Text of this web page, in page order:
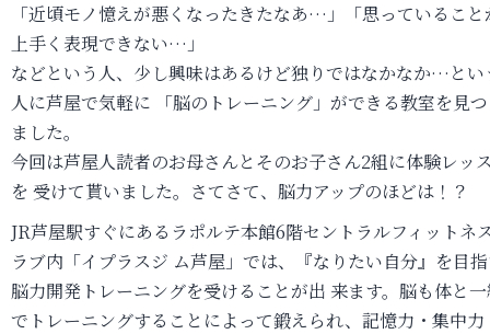
「近頃モノ憶えが悪くなったきたなあ…」「思っていること
上手く表現できない…」
などという人、少し興味はあるけど独りではなかなか…とい
人に芦屋で気軽に 「脳のトレーニング」ができる教室を見
ました。
今回は芦屋人読者のお母さんとそのお子さん2組に体験レッ
を 受けて貰いました。さてさて、脳力アップのほどは！？
JR芦屋駅すぐにあるラポルテ本館6階セントラルフィットネ
ラブ内「イプラスジ ム芦屋」では、『なりたい自分』を目
脳力開発トレーニングを受けることが出 来ます。脳も体と
でトレーニングすることによって鍛えられ、記憶力・集中力